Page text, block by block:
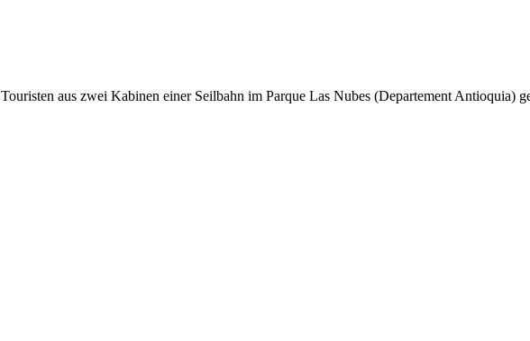
aus zwei Kabinen einer Seilbahn im Parque Las Nubes (Departement Antioquia)